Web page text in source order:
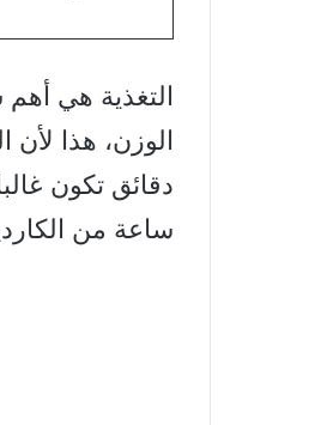
التغذية هي
دقائق تكون
ساعة من